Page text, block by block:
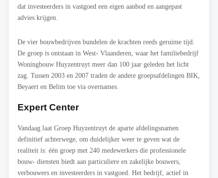
dat investeerders in vastgoed een eigen aanbod en aangepast
advies krijgen.
De vier bouwbedrijven bundelen de krachten reeds geruime tijd.
De groep is ontstaan in West- Vlaanderen, waar het familiebedrijf
Woningbouw Huyzentruyt meer dan 100 jaar geleden het licht
zag. Tussen 2003 en 2007 traden de andere groepsafdelingen BIK,
Beyaert en Belim toe via overnames.
Expert Center
Vandaag laat Groep Huyzentruyt de aparte afdelingsnamen
definitief achterwege, om duidelijker weer te geven wat de
realiteit is: één groep met 240 medewerkers die professionele
bouw- diensten biedt aan particuliere en zakelijke bouwers,
verbouwers en investeerders in vastgoed. Het bedrijf, actief in